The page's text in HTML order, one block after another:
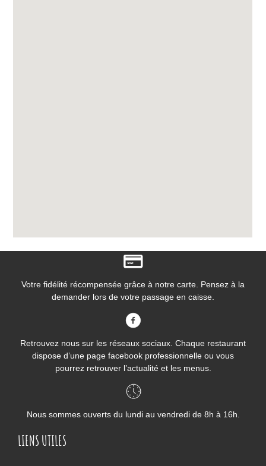
Votre fidélité récompensée grâce à notre carte. Pensez à la
demander lors de votre passage en caisse.
Retrouvez nous sur les réseaux sociaux. Chaque restaurant
dispose d’une page facebook professionnelle ou vous
pourrez retrouver l’actualité et les menus.
Nous sommes ouverts du lundi au vendredi de 8h à 16h.
LIENS UTILES